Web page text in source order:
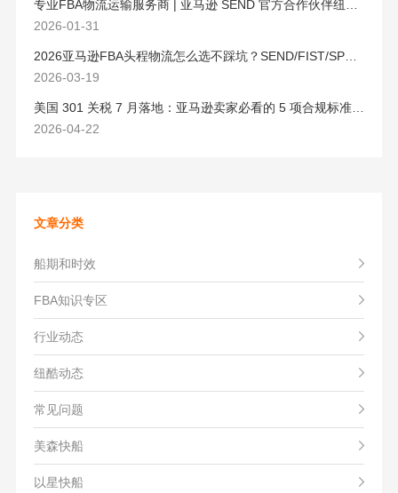
2026-01-31
2026亚马逊FBA头程物流怎么选不踩坑？SEND/FIST/SPN官方认证物流商，只有这家敢承诺“准达率第一”
2026-03-19
美国 301 关税 7 月落地：亚马逊卖家必看的 5 项合规标准与稳交付方案
2026-04-22
文章分类
船期和时效
FBA知识专区
行业动态
纽酷动态
常见问题
美森快船
以星快船